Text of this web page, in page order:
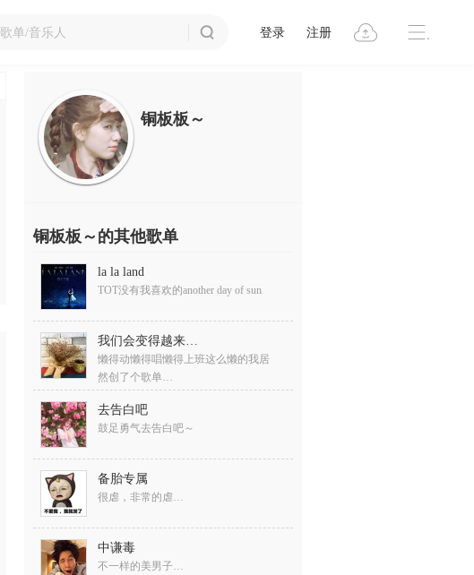
登录 注册
铜板板～
铜板板～的其他歌单
la la land
TOT没有我喜欢的another day of sun
我们会变得越来越好
懒得动懒得唱懒得上班这么懒的我居
然创了个歌单…
去告白吧
鼓足勇气去告白吧～
备胎专属
很虐，非常的虐…
中谦毒
不一样的美男子…